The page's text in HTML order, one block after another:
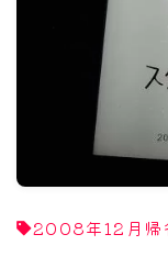
ナナちゃん人形
2008年12月帰